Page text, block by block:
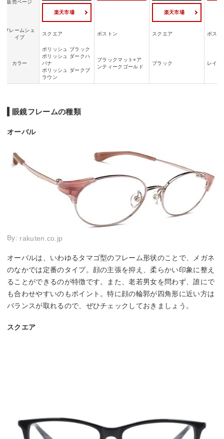
販売ページ
楽天市場 楽天市場
フレームシェ
イプ
スクエア ボストン スクエア ボスト
カラー
ポリッシュ ブラック
ポリッシュ ダークハ
バナ
ポリッシュ ダークブ
ラウン
ブラックマット×ア
ンティークゴールド
ブラック レイン
眼鏡フレームの種類
オーバル
By: rakuten.co.jp
オーバルは、いわゆるタマゴ型のフレーム形状のことで、メガネ
のなかでは定番のタイプ。顔の主張を抑え、柔らかい印象に整え
ることができるのが特徴です。また、老若男女を問わず、誰にで
も合わせやすいのもポイント。特に顔の輪郭が四角形に近い方は
バランスが取れるので、ぜひチェックしておきましょう。
スクエア